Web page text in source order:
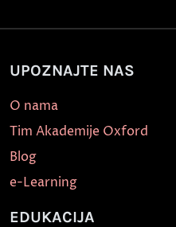
UPOZNAJTE NAS
O nama
Tim Akademije Oxford
Blog
e-Learning
EDUKACIJA